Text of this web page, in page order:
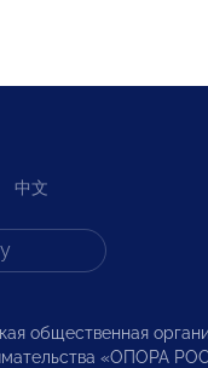
中文
общественная
«ОПОРА